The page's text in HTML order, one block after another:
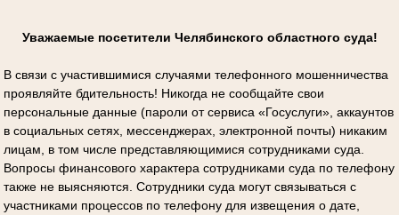
Уважаемые посетители Челябинского областного суда!
В связи с участившимися случаями телефонного мошенничества
проявляйте бдительность! Никогда не сообщайте свои
персональные данные (пароли от сервиса «Госуслуги», аккаунтов
в социальных сетях, мессенджерах, электронной почты) никаким
лицам, в том числе представляющимися сотрудниками суда.
Вопросы финансового характера сотрудниками суда по телефону
также не выясняются. Сотрудники суда могут связываться с
участниками процессов по телефону для извещения о дате,